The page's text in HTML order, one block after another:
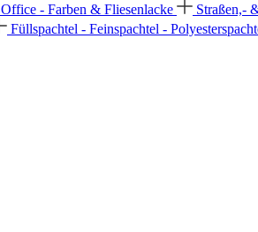
Office - Farben & Fliesenlacke Straßen,-
Füllspachtel - Feinspachtel -